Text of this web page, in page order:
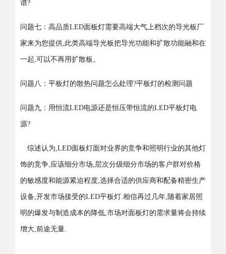
谱?
问题七：高品质LED面板灯需要高端大气上档次的导光板厂
家来为您提供,此类高端导光板把导光功能和扩散功能融和在
一起,可以不再用扩散板。
问题八：平板灯的散热问题怎么处理?平板灯的检测问题
问题九：用恒流LED电源还是恒压带恒流的LED平板灯电
源?
综述认为,LED面板灯面对业界的竞争和照明行业的其他灯
饰的竞争,应该细分市场,层次分级细分市场的客户群对价格
的敏感度和能源紧迫程度,选择合适的供应商和配备精密生产
设备,开发市场接受的LED平板灯.相信再过几年,随着家居照
明的爆发与制造成本的降低,市场对面板灯的需求量将会持续
增大,前途无量.